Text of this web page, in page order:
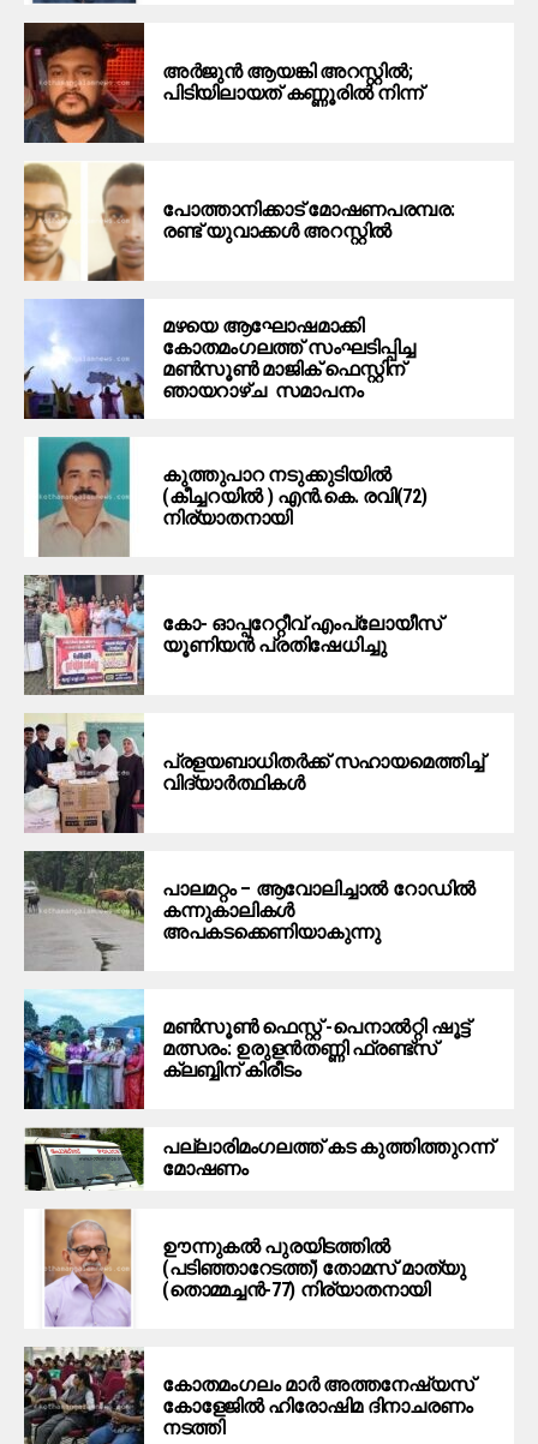
അർജുൻ ആയങ്കി അറസ്റ്റിൽ;
പിടിയിലായത് കണ്ണൂരിൽ നിന്ന്
പോത്താനിക്കാട് മോഷണപരമ്പര:
രണ്ട് യുവാക്കൾ അറസ്റ്റിൽ
മഴയെ ആഘോഷമാക്കി
കോതമംഗലത്ത് സംഘടിപ്പിച്ച
മൺസൂൺ മാജിക് ഫെസ്റ്റിന്
ഞായറാഴ്ച സമാപനം
കുത്തുപാറ നടുക്കുടിയിൽ
(കീച്ചറയിൽ ) എൻ.കെ. രവി(72)
നിര്യാതനായി
കോ- ഓപ്പറേറ്റീവ് എംപ്ലോയീസ്
യൂണിയൻ പ്രതിഷേധിച്ചു
പ്രളയബാധിതർക്ക് സഹായമെത്തിച്ച്
വിദ്യാർത്ഥികൾ
പാലമറ്റം – ആവോലിച്ചാൽ റോഡിൽ
കന്നുകാലികൾ
അപകടക്കെണിയാകുന്നു
മൺസൂൺ ഫെസ്റ്റ് -പെനാൽറ്റി ഷൂട്ട്
മത്സരം: ഉരുളൻതണ്ണി ഫ്രണ്ട്സ്
ക്ലബ്ബിന് കിരീടം
പ​ല്ലാ​രി​മം​ഗ​ല​ത്ത് ക​ട കു​ത്തി​ത്തുറ​ന്ന്
മോ​ഷ​ണം
ഊന്നുകല്‍ പുരയിടത്തില്‍
(പടിഞ്ഞാറേടത്ത്) തോമസ് മാത്യു
(തൊമ്മച്ചന്‍-77) നിര്യാതനായി
കോതമംഗലം മാര്‍ അത്തനേഷ്യസ്
കോളേജില്‍ ഹിരോഷിമ ദിനാചരണം
നടത്തി